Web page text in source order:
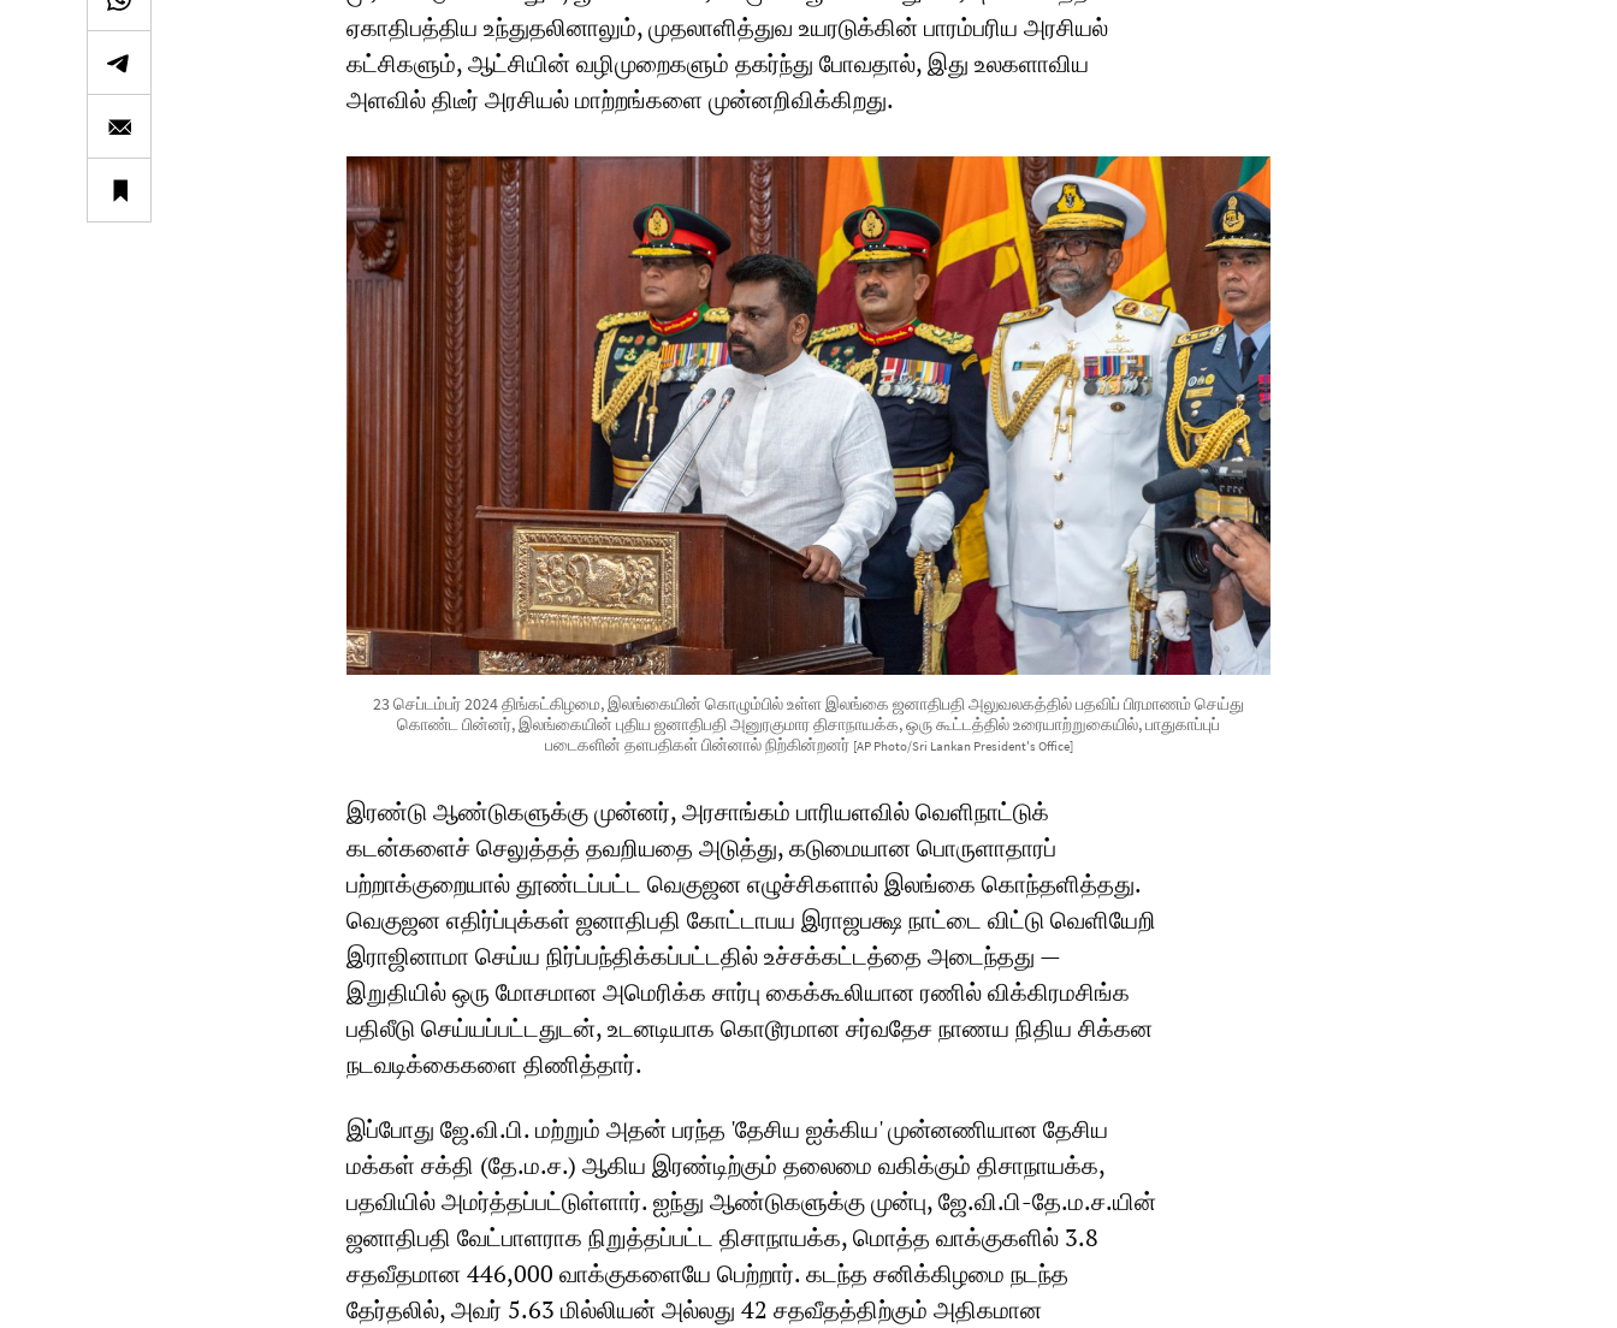
ஏகாதிபத்திய உந்துதலினாலும், முதலாளித்துவ உயரடுக்கின் பாரம்பரிய அரசியல்
கட்சிகளும், ஆட்சியின் வழிமுறைகளும் தகர்ந்து போவதால், இது உலகளாவிய
அளவில் திடீர் அரசியல் மாற்றங்களை முன்னறிவிக்கிறது.
23 செப்டம்பர் 2024 திங்கட்கிழமை, இலங்கையின் கொழும்பில் உள்ள இலங்கை ஜனாதிபதி அலுவலகத்தில் பதவிப் பிரமாணம் செய்து
கொண்ட பின்னர், இலங்கையின் புதிய ஜனாதிபதி அனுரகுமார திசாநாயக்க, ஒரு கூட்டத்தில் உரையாற்றுகையில், பாதுகாப்புப்
படைகளின் தளபதிகள் பின்னால் நிற்கின்றனர் [AP Photo/Sri Lankan President's Office]
இரண்டு ஆண்டுகளுக்கு முன்னர், அரசாங்கம் பாரியளவில் வெளிநாட்டுக்
கடன்களைச் செலுத்தத் தவறியதை அடுத்து, கடுமையான பொருளாதாரப்
பற்றாக்குறையால் தூண்டப்பட்ட வெகுஜன எழுச்சிகளால் இலங்கை கொந்தளித்தது.
வெகுஜன எதிர்ப்புக்கள் ஜனாதிபதி கோட்டாபய இராஜபக்ஷ நாட்டை விட்டு வெளியேறி
இராஜினாமா செய்ய நிர்ப்பந்திக்கப்பட்டதில் உச்சக்கட்டத்தை அடைந்தது —
இறுதியில் ஒரு மோசமான அமெரிக்க சார்பு கைக்கூலியான ரணில் விக்கிரமசிங்க
பதிலீடு செய்யப்பட்டதுடன், உடனடியாக கொடூரமான சர்வதேச நாணய நிதிய சிக்கன
நடவடிக்கைகளை திணித்தார்.
இப்போது ஜே.வி.பி. மற்றும் அதன் பரந்த 'தேசிய ஐக்கிய' முன்னணியான தேசிய
மக்கள் சக்தி (தே.ம.ச.) ஆகிய இரண்டிற்கும் தலைமை வகிக்கும் திசாநாயக்க,
பதவியில் அமர்த்தப்பட்டுள்ளார். ஐந்து ஆண்டுகளுக்கு முன்பு, ஜே.வி.பி-தே.ம.ச.யின்
ஜனாதிபதி வேட்பாளராக நிறுத்தப்பட்ட திசாநாயக்க, மொத்த வாக்குகளில் 3.8
சதவீதமான 446,000 வாக்குகளையே பெற்றார். கடந்த சனிக்கிழமை நடந்த
தேர்தலில், அவர் 5.63 மில்லியன் அல்லது 42 சதவீதத்திற்கும் அதிகமான